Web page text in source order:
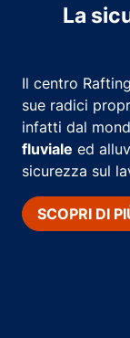
La
Il centro
sue radici
infatti dal
fluviale ed
sicurezza sul
SCOPRI DI